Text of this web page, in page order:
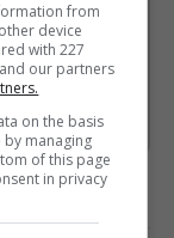
нас листиfrom
device
with 227
our partners
on the basis
managing
of this page
in privacy